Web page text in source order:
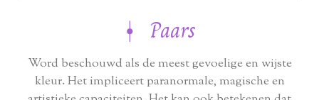
⍿ Paars
Word beschouwd als de meest gevoelige en wijste
kleur. Het impliceert paranormale, magische en